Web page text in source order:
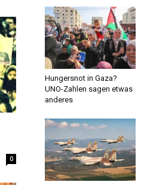
0
Hungersnot in Gaza?
UNO-Zahlen sagen etwas
anderes